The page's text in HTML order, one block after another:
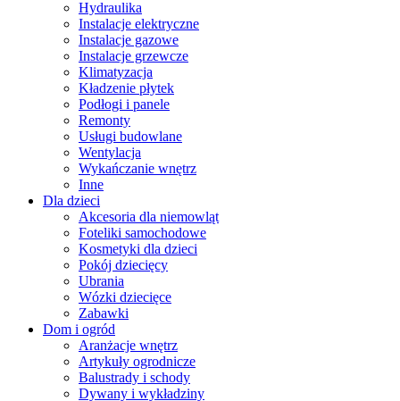
Hydraulika
Instalacje elektryczne
Instalacje gazowe
Instalacje grzewcze
Klimatyzacja
Kładzenie płytek
Podłogi i panele
Remonty
Usługi budowlane
Wentylacja
Wykańczanie wnętrz
Inne
Dla dzieci
Akcesoria dla niemowląt
Foteliki samochodowe
Kosmetyki dla dzieci
Pokój dziecięcy
Ubrania
Wózki dziecięce
Zabawki
Dom i ogród
Aranżacje wnętrz
Artykuły ogrodnicze
Balustrady i schody
Dywany i wykładziny